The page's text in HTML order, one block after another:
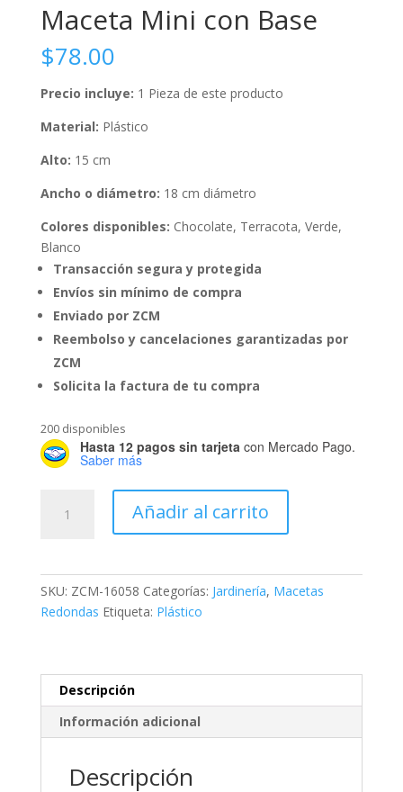
Maceta Mini con Base
$78.00
Precio incluye: 1 Pieza de este producto
Material: Plástico
Alto: 15 cm
Ancho o diámetro: 18 cm diámetro
Colores disponibles: Chocolate, Terracota, Verde,
Blanco
Transacción segura y protegida
Envíos sin mínimo de compra
Enviado por ZCM
Reembolso y cancelaciones garantizadas por
ZCM
Solicita la factura de tu compra
200 disponibles
Hasta 12 pagos sin tarjetacon Mercado Pago.
Saber más
Añadir al carrito
SKU: ZCM-16058 Categorías: Jardinería, Macetas
Redondas Etiqueta: Plástico
Descripción
Información adicional
Descripción